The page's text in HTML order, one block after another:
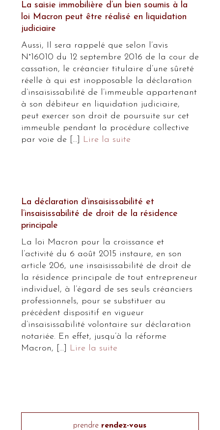
La saisie immobilière d’un bien soumis à la
loi Macron peut être réalisé en liquidation
judiciaire
Aussi, Il sera rappelé que selon l’avis
N°16010 du 12 septembre 2016 de la cour de
cassation, le créancier titulaire d’une sûreté
réelle à qui est inopposable la déclaration
d’insaisissabilité de l’immeuble appartenant
à son débiteur en liquidation judiciaire,
peut exercer son droit de poursuite sur cet
immeuble pendant la procédure collective
par voie de […]
Lire la suite
La déclaration d’insaisissabilité et
l’insaisissabilité de droit de la résidence
principale
La loi Macron pour la croissance et
l’activité du 6 août 2015 instaure, en son
article 206, une insaisissabilité de droit de
la résidence principale de tout entrepreneur
individuel, à l’égard de ses seuls créanciers
professionnels, pour se substituer au
précédent dispositif en vigueur
d’insaisissabilité volontaire sur déclaration
notariée. En effet, jusqu’à la réforme
Macron, […]
Lire la suite
prendre rendez-vous